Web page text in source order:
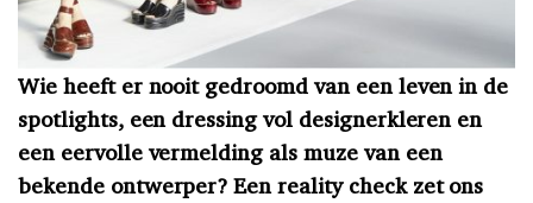
Wie heeft er nooit gedroomd van een leven in de
spotlights, een dressing vol designerkleren en
een eervolle vermelding als muze van een
bekende ontwerper? Een reality check zet ons